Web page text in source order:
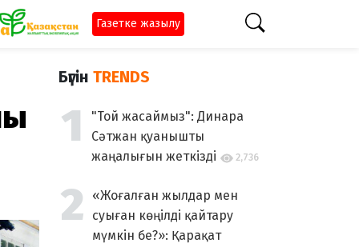
Газетке жазылу
Бүгін TRENDS
"Той жасаймыз": Динара
Сәтжан қуанышты
жаңалығын жеткізді
2,736
«Жоғалған жылдар мен
суыған көңілді қайтару
мүмкін бе?»: Қарақат